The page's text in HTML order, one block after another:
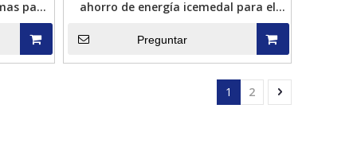
para
ahorro de energía icemedal para el
procesamiento de mariscos de pesca
de la máquina de hielo
Preguntar
1 2